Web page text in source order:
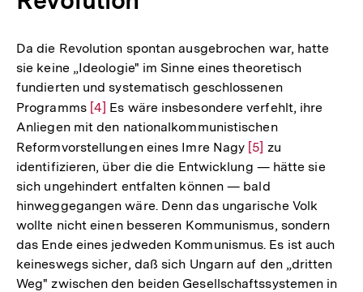
Da die Revolution spontan ausgebrochen war, hatte
sie keine „Ideologie" im Sinne eines theoretisch
fundierten und systematisch geschlossenen
Programms Zur
Auflösung
der
Fußnote
[4] Es wäre insbesondere verfehlt, ihre
Anliegen mit den nationalkommunistischen
Reformvorstellungen eines Imre Nagy Zur
Auflösung
der
Fußnote
[5] zu
identifizieren, über die die Entwicklung — hätte sie
sich ungehindert entfalten können — bald
hinweggegangen wäre. Denn das ungarische Volk
wollte nicht einen besseren Kommunismus, sondern
das Ende eines jedweden Kommunismus. Es ist auch
keineswegs sicher, daß sich Ungarn auf den „dritten
Weg" zwischen den beiden Gesellschaftssystemen in